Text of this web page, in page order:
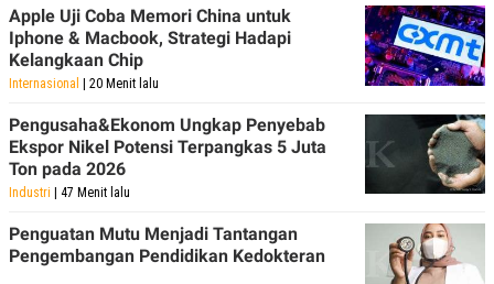
SITEMAPPROFILE
USE
PEDOMAN
PEMBERITAAN
SIBER
PRIVACY
POLICY
Apple Uji Coba Memori China untuk
Iphone & Macbook, Strategi Hadapi
Kelangkaan Chip
Internasional | 20 Menit lalu
Pengusaha&Ekonom Ungkap Penyebab
Ekspor Nikel Potensi Terpangkas 5 Juta
Ton pada 2026
Industri | 47 Menit lalu
Penguatan Mutu Menjadi Tantangan
Pengembangan Pendidikan Kedokteran